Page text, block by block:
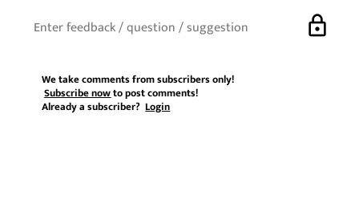
lock
We take comments from subscribers only!
Subscribe nowto post comments!
Already a subscriber?Login